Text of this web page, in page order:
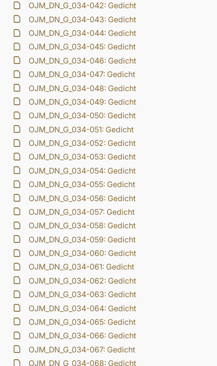
OJM_DN_G_034-042: Gedicht
OJM_DN_G_034-043: Gedicht
OJM_DN_G_034-044: Gedicht
OJM_DN_G_034-045: Gedicht
OJM_DN_G_034-046: Gedicht
OJM_DN_G_034-047: Gedicht
OJM_DN_G_034-048: Gedicht
OJM_DN_G_034-049: Gedicht
OJM_DN_G_034-050: Gedicht
OJM_DN_G_034-051: Gedicht
OJM_DN_G_034-052: Gedicht
OJM_DN_G_034-053: Gedicht
OJM_DN_G_034-054: Gedicht
OJM_DN_G_034-055: Gedicht
OJM_DN_G_034-056: Gedicht
OJM_DN_G_034-057: Gedicht
OJM_DN_G_034-058: Gedicht
OJM_DN_G_034-059: Gedicht
OJM_DN_G_034-060: Gedicht
OJM_DN_G_034-061: Gedicht
OJM_DN_G_034-062: Gedicht
OJM_DN_G_034-063: Gedicht
OJM_DN_G_034-064: Gedicht
OJM_DN_G_034-065: Gedicht
OJM_DN_G_034-066: Gedicht
OJM_DN_G_034-067: Gedicht
OJM_DN_G_034-068: Gedicht